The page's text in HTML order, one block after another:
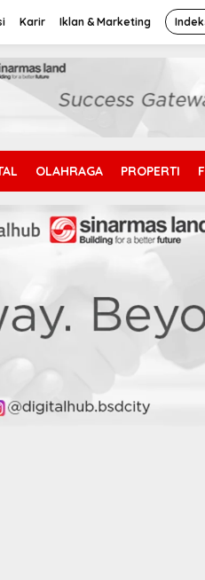
Karir Iklan & Marketing
OLAHRAGA PROPERTI